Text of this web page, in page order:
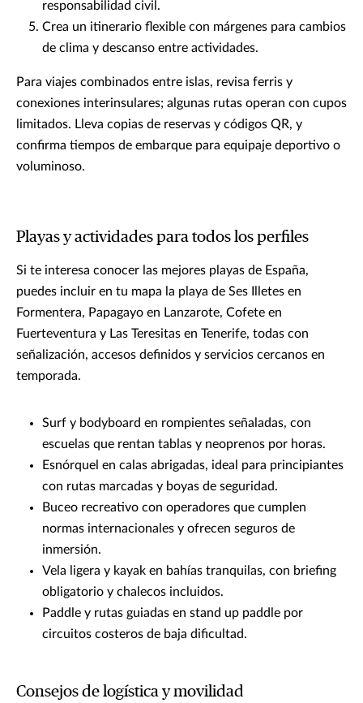
responsabilidad civil.
Crea un itinerario flexible con márgenes para cambios
de clima y descanso entre actividades.
Para viajes combinados entre islas, revisa ferris y
conexiones interinsulares; algunas rutas operan con cupos
limitados. Lleva copias de reservas y códigos QR, y
confirma tiempos de embarque para equipaje deportivo o
voluminoso.
Playas y actividades para todos los perfiles
Si te interesa conocer las mejores playas de España,
puedes incluir en tu mapa la playa de Ses Illetes en
Formentera, Papagayo en Lanzarote, Cofete en
Fuerteventura y Las Teresitas en Tenerife, todas con
señalización, accesos definidos y servicios cercanos en
temporada.
Surf y bodyboard en rompientes señaladas, con
escuelas que rentan tablas y neoprenos por horas.
Esnórquel en calas abrigadas, ideal para principiantes
con rutas marcadas y boyas de seguridad.
Buceo recreativo con operadores que cumplen
normas internacionales y ofrecen seguros de
inmersión.
Vela ligera y kayak en bahías tranquilas, con briefing
obligatorio y chalecos incluidos.
Paddle y rutas guiadas en stand up paddle por
circuitos costeros de baja dificultad.
Consejos de logística y movilidad